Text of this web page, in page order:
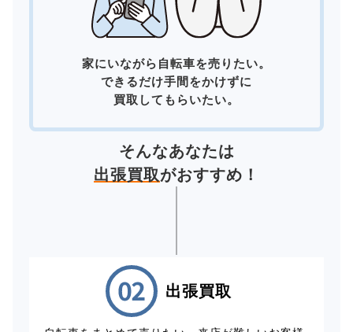
家にいながら自転車を売りたい。
できるだけ手間をかけずに
買取してもらいたい。
そんなあなたは
出張買取がおすすめ！
出張買取